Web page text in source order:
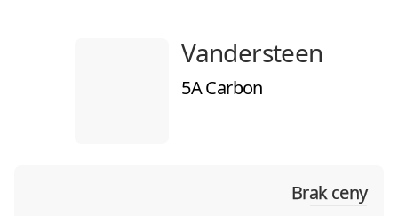
Vandersteen
5A Carbon
Brak ceny